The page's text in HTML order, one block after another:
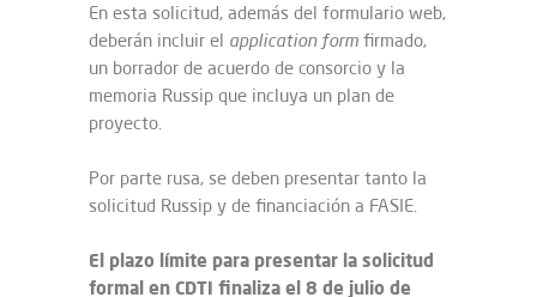
En esta solicitud, además del formulario web,
deberán incluir el application form firmado,
un borrador de acuerdo de consorcio y la
memoria Russip que incluya un plan de
proyecto.
Por parte rusa, se deben presentar tanto la
solicitud Russip y de financiación a FASIE.
El plazo límite para presentar la solicitud
formal en CDTI finaliza el 8 de julio de